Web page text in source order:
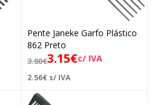
Pente Janeke Garfo Plástico
862 Preto
3.80€3.15€c/ IVA
2.56€ s/ IVA